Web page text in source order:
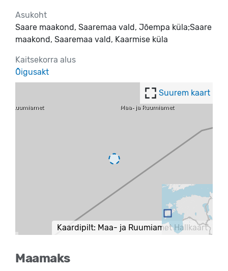
Asukoht
Saare maakond, Saaremaa vald, Jõempa küla;Saare
maakond, Saaremaa vald, Kaarmise küla
Kaitsekorra alus
Õigusakt
Suurem kaart
Kaardipilt: Maa- ja Ruumiamet Hallkaart
Maamaks